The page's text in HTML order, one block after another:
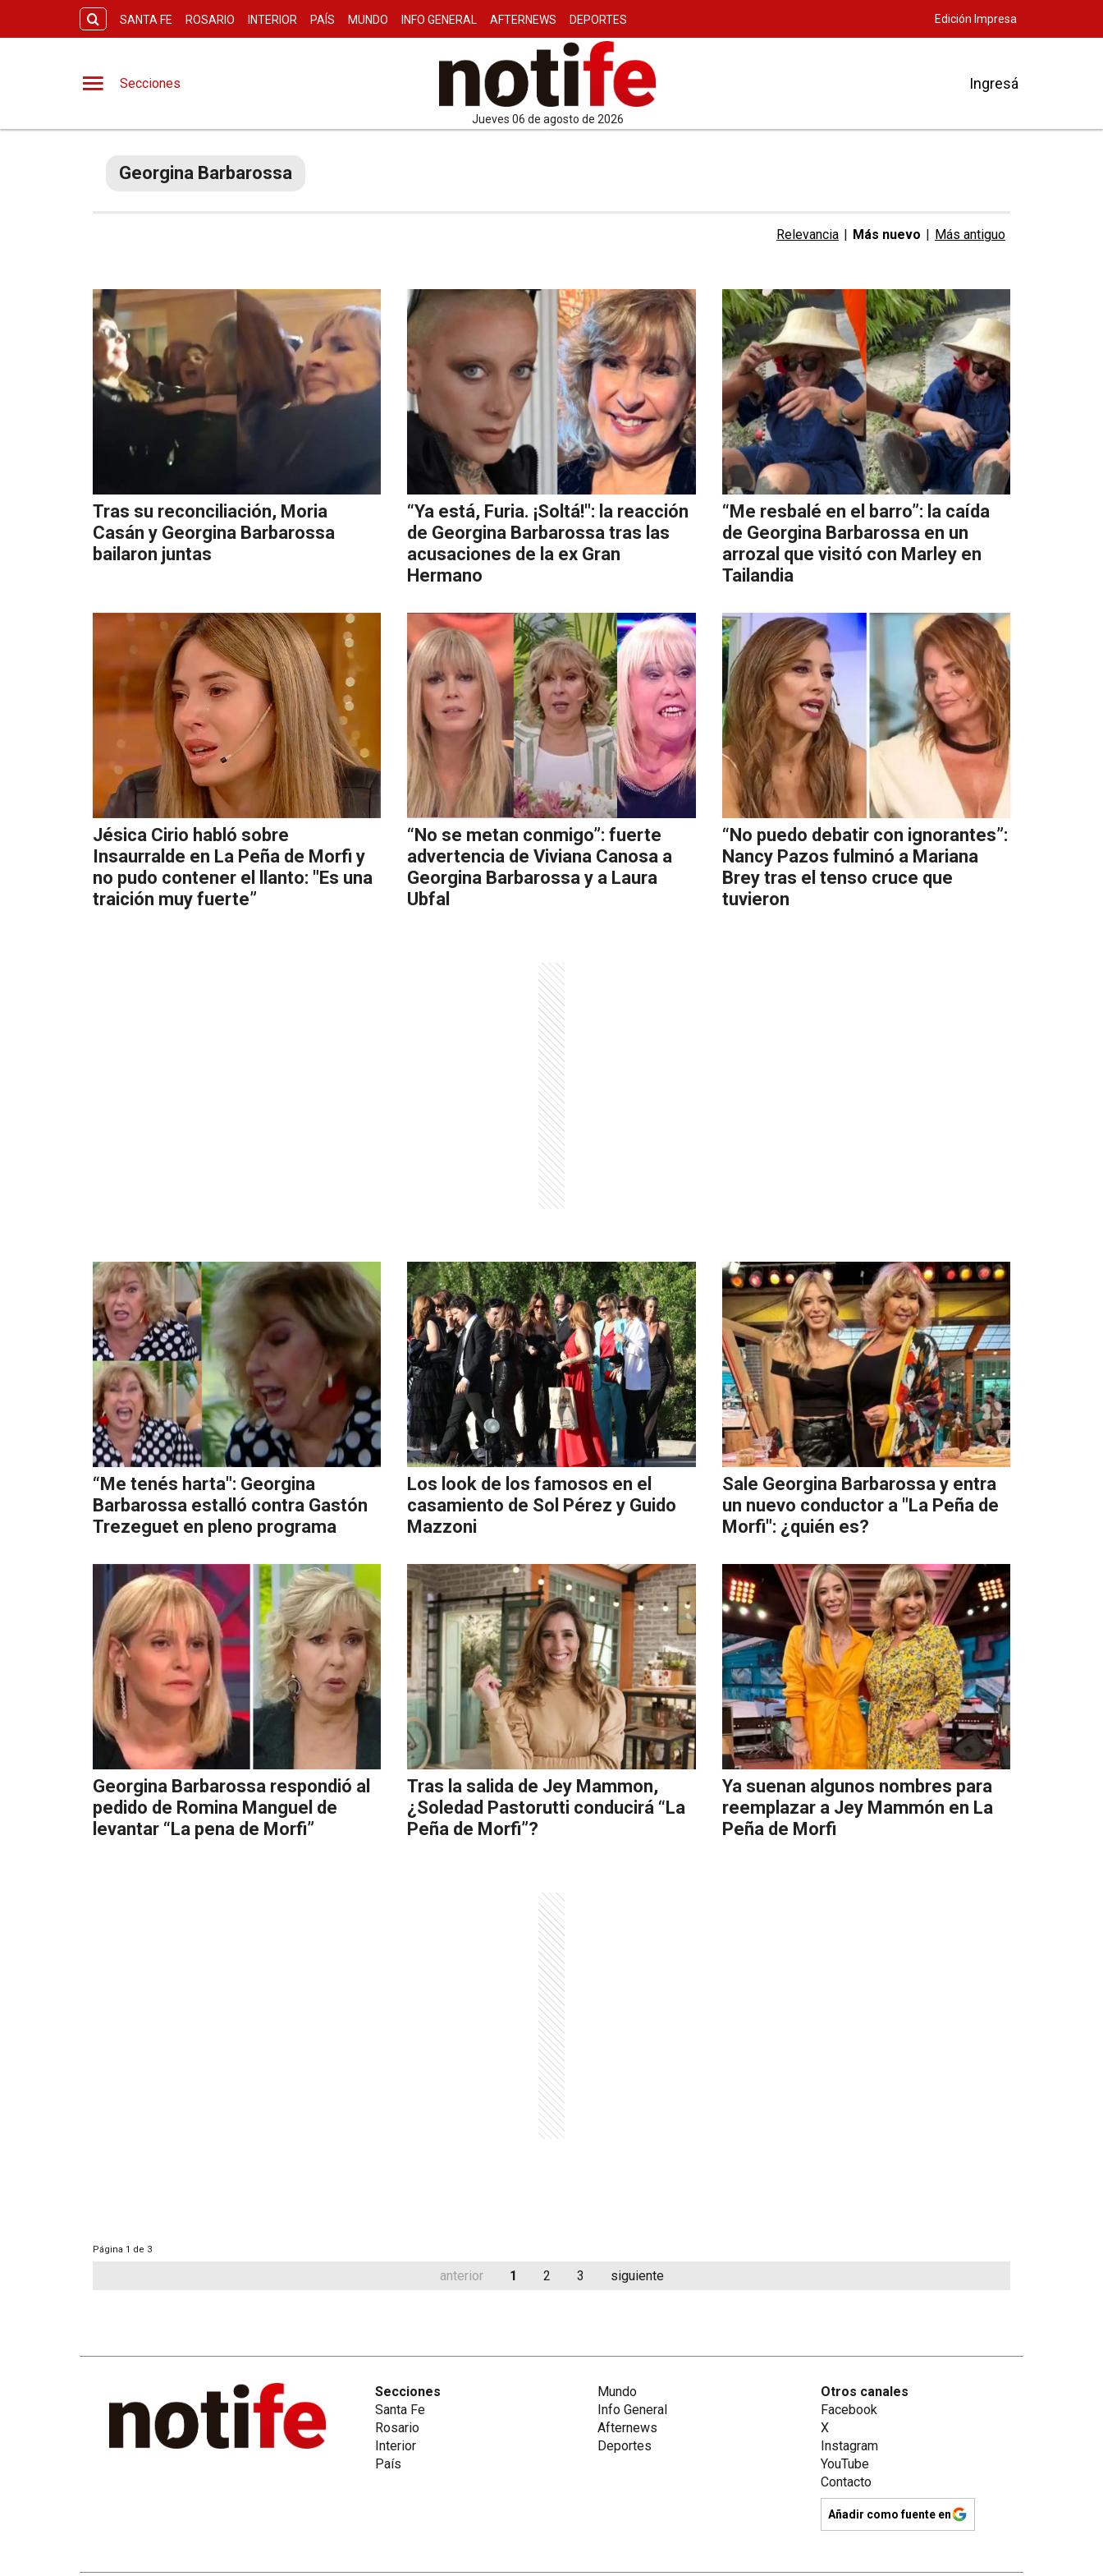
SANTA FE ROSARIO INTERIOR PAÍS MUNDO INFO GENERAL AFTERNEWS DEPORTES Edición Impresa
Secciones
jueves 06 de agosto de 2026
Ingresá
Georgina Barbarossa
Relevancia | Más nuevo | Más antiguo
Tras su reconciliación, Moria
Casán y Georgina Barbarossa
bailaron juntas
“Ya está, Furia. ¡Soltá!": la reacción
de Georgina Barbarossa tras las
acusaciones de la ex Gran
Hermano
“Me resbalé en el barro”: la caída
de Georgina Barbarossa en un
arrozal que visitó con Marley en
Tailandia
Jésica Cirio habló sobre
Insaurralde en La Peña de Morfi y
no pudo contener el llanto: "Es una
traición muy fuerte”
“No se metan conmigo”: fuerte
advertencia de Viviana Canosa a
Georgina Barbarossa y a Laura
Ubfal
“No puedo debatir con ignorantes”:
Nancy Pazos fulminó a Mariana
Brey tras el tenso cruce que
tuvieron
“Me tenés harta": Georgina
Barbarossa estalló contra Gastón
Trezeguet en pleno programa
Los look de los famosos en el
casamiento de Sol Pérez y Guido
Mazzoni
Sale Georgina Barbarossa y entra
un nuevo conductor a "La Peña de
Morfi": ¿quién es?
Georgina Barbarossa respondió al
pedido de Romina Manguel de
levantar “La pena de Morfi”
Tras la salida de Jey Mammon,
¿Soledad Pastorutti conducirá “La
Peña de Morfi”?
Ya suenan algunos nombres para
reemplazar a Jey Mammón en La
Peña de Morfi
Página 1 de 3
anterior 1 2 3 siguiente
Secciones
Santa Fe
Rosario
Interior
País
Mundo
Info General
Afternews
Deportes
Otros canales
Facebook
X
Instagram
YouTube
Contacto
Añadir como fuente en